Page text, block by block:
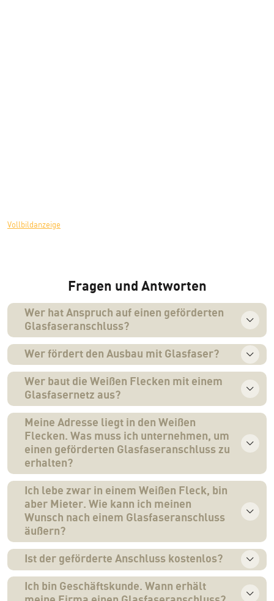
Vollbildanzeige
Fragen und Antworten
Wer hat Anspruch auf einen geförderten
Glasfaseranschluss?
Wer fördert den Ausbau mit Glasfaser?
Wer baut die Weißen Flecken mit einem
Glasfasernetz aus?
Meine Adresse liegt in den Weißen
Flecken. Was muss ich unternehmen, um
einen geförderten Glasfaseranschluss zu
erhalten?
Ich lebe zwar in einem Weißen Fleck, bin
aber Mieter. Wie kann ich meinen
Wunsch nach einem Glasfaseranschluss
äußern?
Ist der geförderte Anschluss kostenlos?
Ich bin Geschäftskunde. Wann erhält